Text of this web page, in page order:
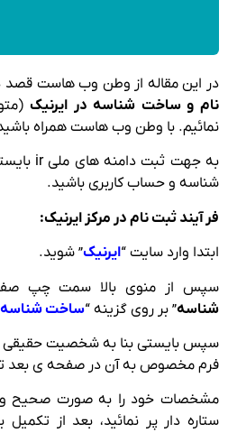
در این مقاله از وطن وب هاست قصد
نام و ساخت شناسه در ایرنیک
نمائیم. با وطن وب هاست همراه
به جهت ثبت دامنه های ملی ir بایستی ابتدا در
شناسه و حساب کاربری باشید.
فر آیند ثبت نام در مرکز ایرنیک:
ابتدا وارد سایت “ایرنیک” شوید.
سپس از منوی بالا سمت چپ
شناسه” بر روی گزینه “ساخت شناسه
سپس بایستی بنا به شخصیت حقیقی
فرم مخصوص به آن در صفحه ی بعد
مشخصات خود را به صورت صحیح و
ستاره دار پر نمائید، بعد از